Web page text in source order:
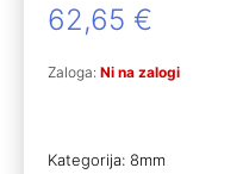
62,65 €
Zaloga: Ni na zalogi
Kategorija: 8mm